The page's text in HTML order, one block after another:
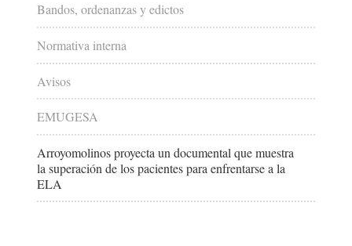
Bandos, ordenanzas y edictos
Normativa interna
Avisos
EMUGESA
Arroyomolinos proyecta un documental que muestra
la superación de los pacientes para enfrentarse a la
ELA